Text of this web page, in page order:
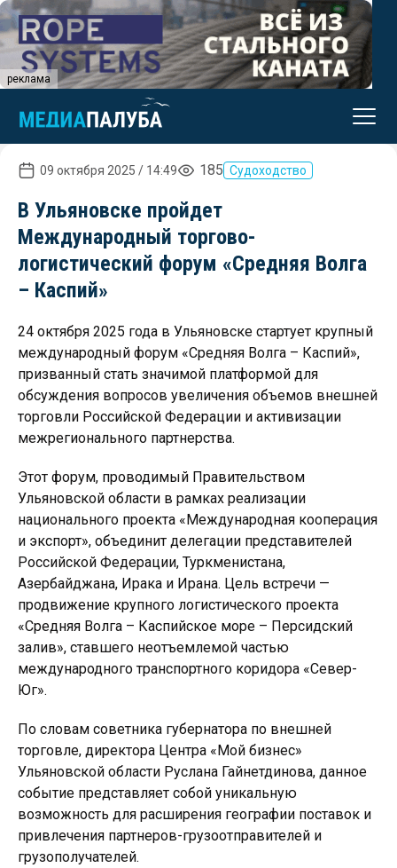
реклама
09 октября 2025 / 14:49 185 Судоходство
В Ульяновске пройдет
Международный торгово-
логистический форум «Средняя Волга
– Каспий»
24 октября 2025 года в Ульяновске стартует крупный
международный форум «Средняя Волга – Каспий»,
призванный стать значимой платформой для
обсуждения вопросов увеличения объемов внешней
торговли Российской Федерации и активизации
межрегионального партнерства.
Этот форум, проводимый Правительством
Ульяновской области в рамках реализации
национального проекта «Международная кооперация
и экспорт», объединит делегации представителей
Российской Федерации, Туркменистана,
Азербайджана, Ирака и Ирана. Цель встречи —
продвижение крупного логистического проекта
«Средняя Волга – Каспийское море – Персидский
залив», ставшего неотъемлемой частью
международного транспортного коридора «Север-
Юг».
По словам советника губернатора по внешней
торговле, директора Центра «Мой бизнес»
Ульяновской области Руслана Гайнетдинова, данное
событие представляет собой уникальную
возможность для расширения географии поставок и
привлечения партнеров-грузоотправителей и
грузополучателей.